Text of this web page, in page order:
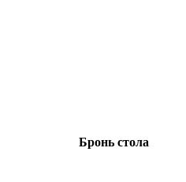
Бронь стола